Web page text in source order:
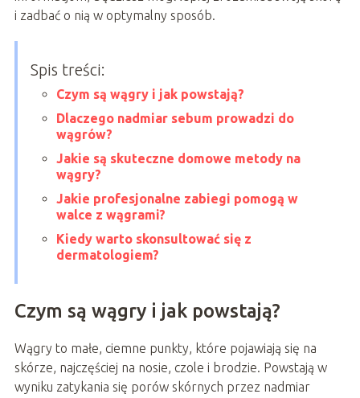
i zadbać o nią w optymalny sposób.
Spis treści:
Czym są wągry i jak powstają?
Dlaczego nadmiar sebum prowadzi do
wągrów?
Jakie są skuteczne domowe metody na
wągry?
Jakie profesjonalne zabiegi pomogą w
walce z wągrami?
Kiedy warto skonsultować się z
dermatologiem?
Czym są wągry i jak powstają?
Wągry to małe, ciemne punkty, które pojawiają się na
skórze, najczęściej na nosie, czole i brodzie. Powstają w
wyniku zatykania się porów skórnych przez nadmiar